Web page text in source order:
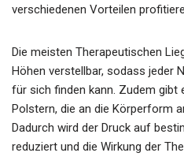
verschiedenen Vorteilen
Die meisten Therapeutischen
Höhen verstellbar, sodass jeder
für sich finden kann. Zudem gibt
Polstern, die an die Körperform
Dadurch wird der Druck auf
reduziert und die Wirkung der